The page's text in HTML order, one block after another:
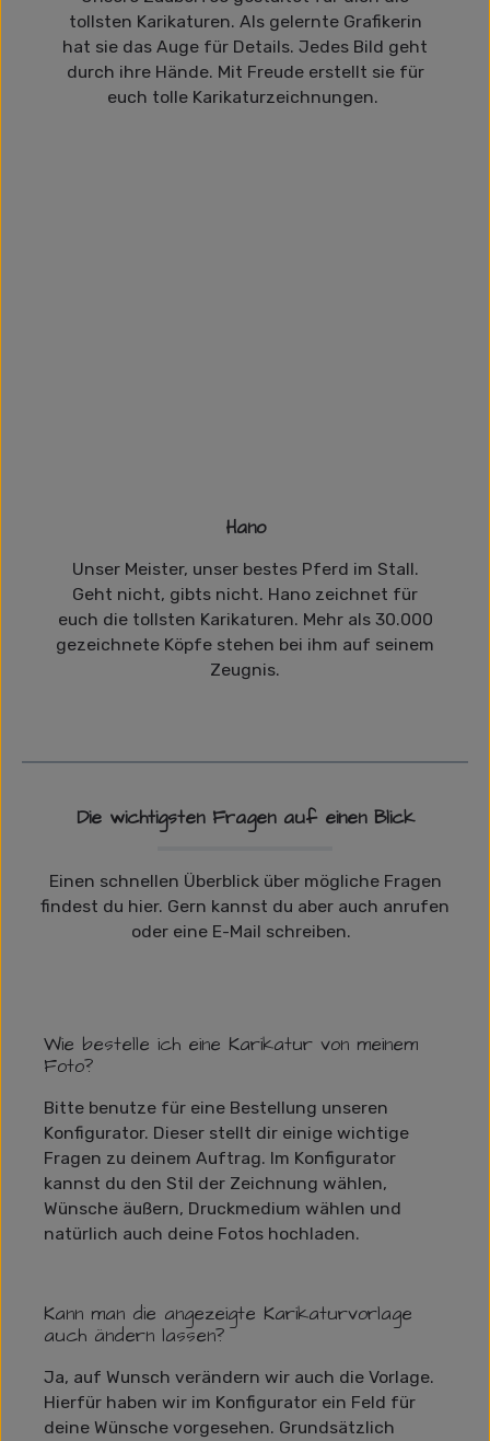
tollsten Karikaturen. Als gelernte Grafikerin
hat sie das Auge für Details. Jedes Bild geht
durch ihre Hände. Mit Freude erstellt sie für
euch tolle Karikaturzeichnungen.
Hano
Unser Meister, unser bestes Pferd im Stall.
Geht nicht, gibts nicht. Hano zeichnet für
euch die tollsten Karikaturen. Mehr als 30.000
gezeichnete Köpfe stehen bei ihm auf seinem
Zeugnis.
Die wichtigsten Fragen auf einen Blick
Einen schnellen Überblick über mögliche Fragen
findest du hier. Gern kannst du aber auch anrufen
oder eine E-Mail schreiben.
Wie bestelle ich eine Karikatur von meinem
Foto?
Bitte benutze für eine Bestellung unseren
Konfigurator. Dieser stellt dir einige wichtige
Fragen zu deinem Auftrag. Im Konfigurator
kannst du den Stil der Zeichnung wählen,
Wünsche äußern, Druckmedium wählen und
natürlich auch deine Fotos hochladen.
Kann man die angezeigte Karikaturvorlage
auch ändern lassen?
Ja, auf Wunsch verändern wir auch die Vorlage.
Hierfür haben wir im Konfigurator ein Feld für
deine Wünsche vorgesehen. Grundsätzlich